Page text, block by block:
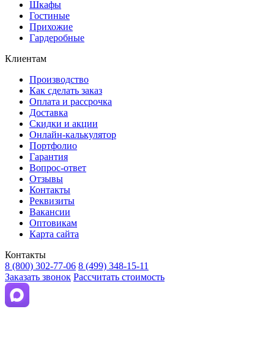
Шкафы
Гостиные
Прихожие
Гардеробные
Клиентам
Производство
Как сделать заказ
Оплата и рассрочка
Доставка
Скидки и акции
Онлайн-калькулятор
Портфолио
Гарантия
Вопрос-ответ
Отзывы
Контакты
Реквизиты
Вакансии
Оптовикам
Карта сайта
Контакты
8 (800) 302-77-06 8 (499) 348-15-11
Заказать звонок Рассчитать стоимость